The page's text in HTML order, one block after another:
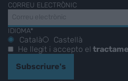
CORREU ELECTRÒNIC
IDIOMA*
Català
Castellà
He llegit i accepto el
Subscriure's